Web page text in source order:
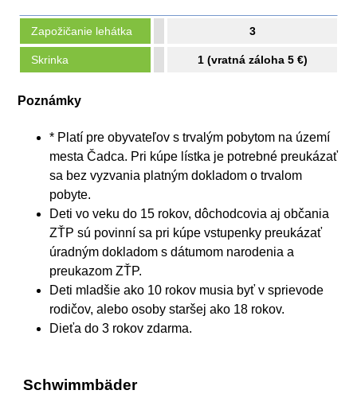
Zapožičanie lehátka 3
Skrinka 1 (vratná záloha 5 €)
Poznámky
* Platí pre obyvateľov s trvalým pobytom na území
mesta Čadca. Pri kúpe lístka je potrebné preukázať
sa bez vyzvania platným dokladom o trvalom
pobyte.
Deti vo veku do 15 rokov, dôchodcovia aj občania
ZŤP sú povinní sa pri kúpe vstupenky preukázať
úradným dokladom s dátumom narodenia a
preukazom ZŤP.
Deti mladšie ako 10 rokov musia byť v sprievode
rodičov, alebo osoby staršej ako 18 rokov.
Dieťa do 3 rokov zdarma.
Schwimmbäder